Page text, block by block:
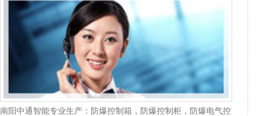
南阳中通智能专业生产：防爆控制箱，防爆控制柜，防爆电气控